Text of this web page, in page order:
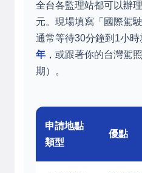
全台各監理站都可以辦
元。現場填寫「國際駕
通常等待30分鐘到1小
年 ，或跟著你的台灣駕
期）。
申請地點
類型
優點